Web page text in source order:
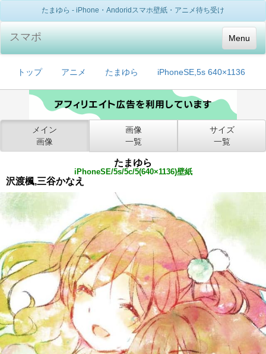
たまゆら - iPhone・Andoridスマホ壁紙・アニメ待ち受け
Menu
スマポ
トップ アニメ たまゆら iPhoneSE,5s 640×1136
メイン
画像
画像
一覧
サイズ
一覧
たまゆら
iPhoneSE/5s/5c/5(640×1136)壁紙
沢渡楓,三谷かなえ